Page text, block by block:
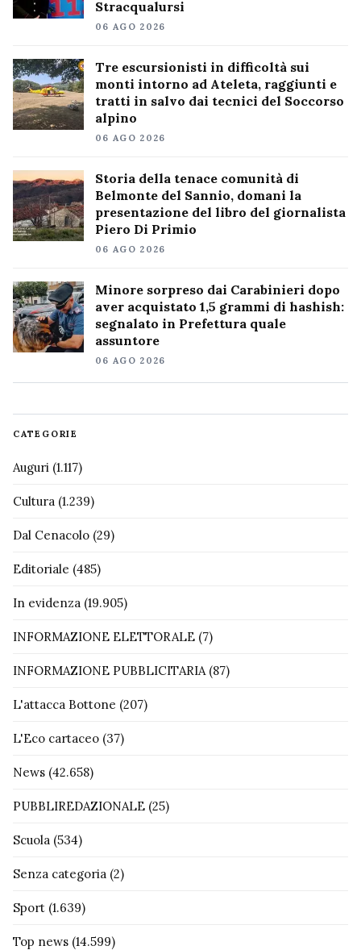
Stracqualursi
06 AGO 2026
Tre escursionisti in difficoltà sui
monti intorno ad Ateleta, raggiunti e
tratti in salvo dai tecnici del Soccorso
alpino
06 AGO 2026
Storia della tenace comunità di
Belmonte del Sannio, domani la
presentazione del libro del giornalista
Piero Di Primio
06 AGO 2026
Minore sorpreso dai Carabinieri dopo
aver acquistato 1,5 grammi di hashish:
segnalato in Prefettura quale
assuntore
06 AGO 2026
CATEGORIE
Auguri (1.117)
Cultura (1.239)
Dal Cenacolo (29)
Editoriale (485)
In evidenza (19.905)
INFORMAZIONE ELETTORALE (7)
INFORMAZIONE PUBBLICITARIA(87)
L'attacca Bottone (207)
L'Eco cartaceo (37)
News (42.658)
PUBBLIREDAZIONALE (25)
Scuola (534)
Senza categoria (2)
Sport (1.639)
Top news (14.599)